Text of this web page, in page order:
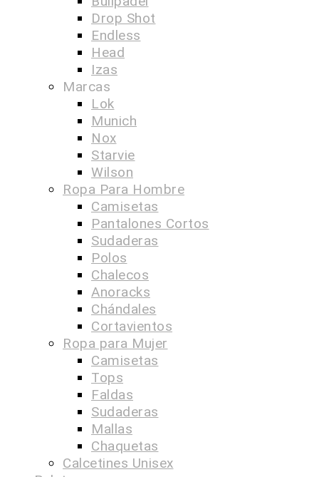
Drop Shot
Endless
Head
Izas
Marcas
Lok
Munich
Nox
Starvie
Wilson
Ropa Para Hombre
Camisetas
Pantalones Cortos
Sudaderas
Polos
Chalecos
Anoracks
Chándales
Cortavientos
Ropa para Mujer
Camisetas
Tops
Faldas
Sudaderas
Mallas
Chaquetas
Calcetines Unisex